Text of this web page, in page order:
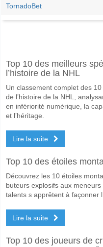
TornadoBet
Le match entre Godoy Cruz v
Godoy Cruz pour le Gagnant
Les deux équipes
Non pour Les Deux Équipes
Quel sera le résultat
Sur le côté risqué, vous
Top 10 des meilleurs
l’histoire de la NHL
Un classement complet des
de l’histoire de la NHL,
en infériorité numérique, la
et l’héritage.
Lire la suite
Top 10 des étoiles
Découvrez les 10 étoiles
buteurs explosifs aux
talents s apprêtent à façonner
Lire la suite
Top 10 des joueurs de